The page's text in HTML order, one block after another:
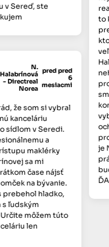
Sereď, ste
N.
Directreal
Norea
pred pred
mesiacmi
že som si vybral
kanceláriu
v Seredi.
a
maklérky
sa mi
čase nájsť
na bývanie.
hladko,
ľudským
môžem túto
len
to
je